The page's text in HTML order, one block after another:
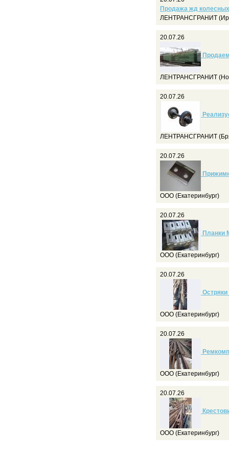
Продажа жд
ЛЕНТРАНСГРАНИТ
20.07.26
ЛЕНТРАНСГРАНИТ
20.07.26
ЛЕНТРАНСГРАНИТ
20.07.26
ООО (Екатеринбург)
20.07.26
Планки
ООО (Екатеринбург)
20.07.26
Остряки
ООО (Екатеринбург)
20.07.26
ООО (Екатеринбург)
20.07.26
ООО (Екатеринбург)